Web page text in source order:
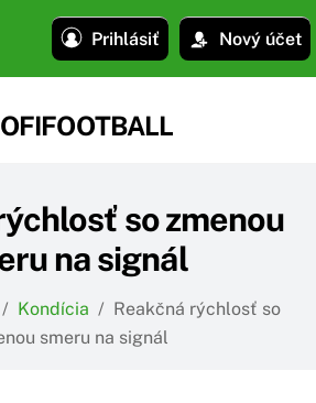
Prihlásiť Nový účet
so zmenou
na signál
/ Kondícia / Reakčná rýchlosť so
smeru na signál